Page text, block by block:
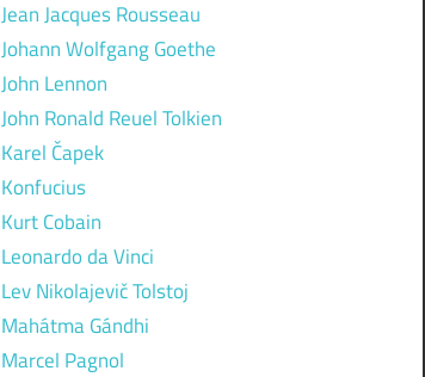
Jean Jacques Rousseau
Johann Wolfgang Goethe
John Lennon
John Ronald Reuel Tolkien
Karel Čapek
Konfucius
Kurt Cobain
Leonardo da Vinci
Lev Nikolajevič Tolstoj
Mahátma Gándhi
Marcel Pagnol